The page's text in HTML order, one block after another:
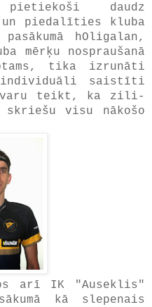
daudz
piedalīties kluba
hOligalan,
mērķu nospraušanā
tika izrunāti
saistīti
varu teikt, ka zili-
visu nākošo
arī IK "Auseklis"
kā slepenais